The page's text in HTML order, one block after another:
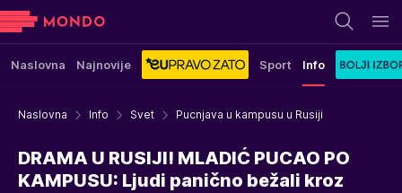
Naslovna Najnovije Sport Info
Naslovna Info Svet Pucnjava u kampusu u Rusiji
DRAMA U RUSIJI! MLADIĆ PUCAO PO
KAMPUSU: Ljudi panično bežali kroz